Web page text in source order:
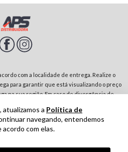
atualizamos a Política de
navegando, entendemos
com elas.
com a localidade de entrega. Realize o
para garantir que está visualizando o preço
na sua região. Em caso de divergência de
Parque Residencial Jardim São Domingos |
Vista-SP | CNPJ: 01.910.513/0001-00